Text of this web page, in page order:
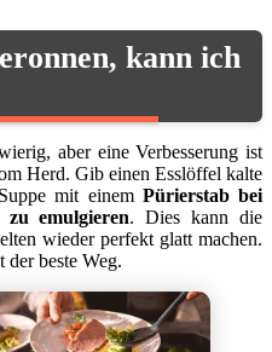
kann ich
aber eine Verbesserung ist
Herd. Gib einen Esslöffel kalte
mit einem Pürierstab bei
emulgieren. Dies kann die
wieder perfekt glatt machen.
beste Weg.